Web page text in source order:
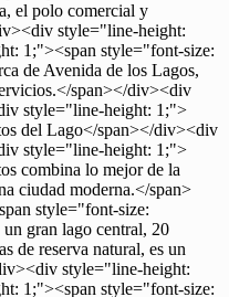
el polo comercial y
style="line-height:
1;"><span style="font-size:
de Avenida de los Lagos,
span></div><div
style="line-height: 1;">
del Lago</span></div><div
style="line-height: 1;">
combina lo mejor de la
ciudad moderna.</span>
style="font-size:
gran lago central, 20
de reserva natural, es un
style="line-height:
1;"><span style="font-size: